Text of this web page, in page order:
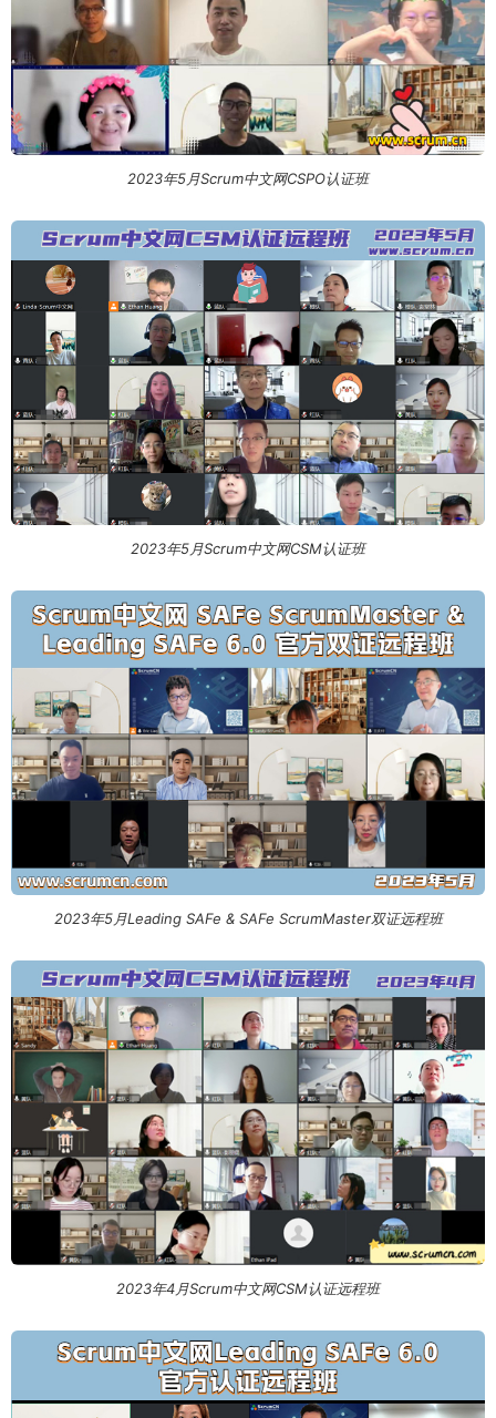
2023年5月Scrum中文网CSPO认证班
2023年5月Scrum中文网CSM认证班
2023年5月Leading SAFe & SAFe ScrumMaster双证远程班
2023年4月Scrum中文网CSM认证远程班